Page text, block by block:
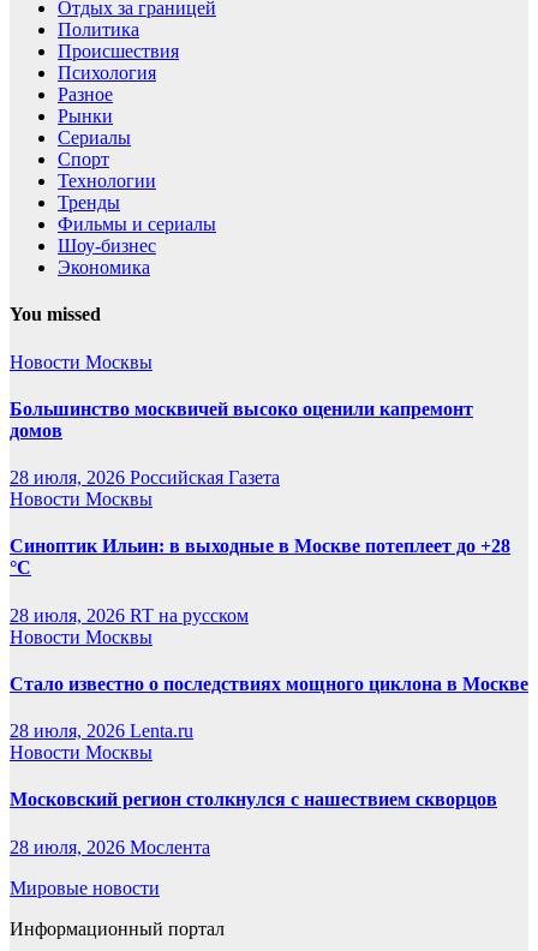
Отдых за границей
Политика
Происшествия
Психология
Разное
Рынки
Сериалы
Спорт
Технологии
Тренды
Фильмы и сериалы
Шоу-бизнес
Экономика
You missed
Новости Москвы
Большинство москвичей высоко оценили капремонт
домов
28 июля, 2026 Российская Газета
Новости Москвы
Синоптик Ильин: в выходные в Москве потеплеет до +28
°C
28 июля, 2026 RT на русском
Новости Москвы
Стало известно о последствиях мощного циклона в Москве
28 июля, 2026 Lenta.ru
Новости Москвы
Московский регион столкнулся с нашествием скворцов
28 июля, 2026 Мослента
Мировые новости
Информационный портал